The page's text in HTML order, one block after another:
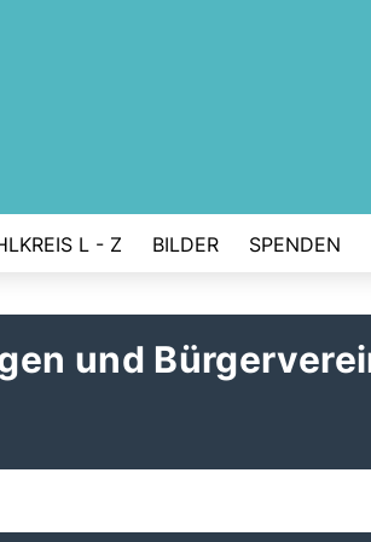
L - Z BILDER SPENDEN
und